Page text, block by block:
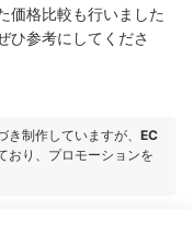
価格比較も行いました
ひ参考にしてくださ
制作していますが、 EC
おり、プロモーションを